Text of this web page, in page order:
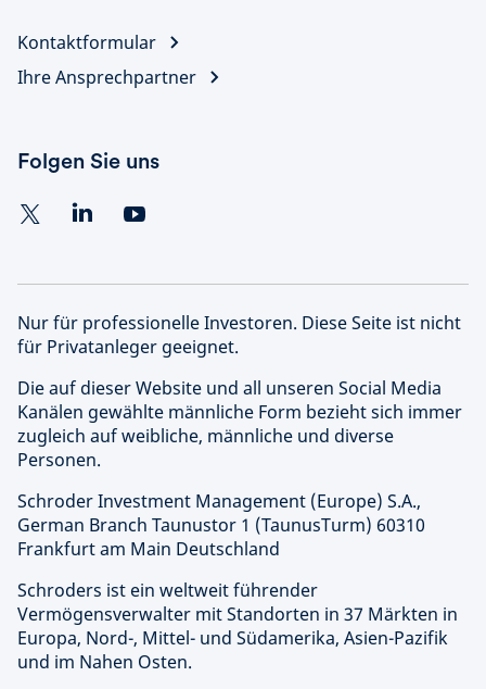
Kontaktformular
Ihre Ansprechpartner
Folgen Sie uns
Nur für professionelle Investoren. Diese Seite ist nicht
für Privatanleger geeignet.
Die auf dieser Website und all unseren Social Media
Kanälen gewählte männliche Form bezieht sich immer
zugleich auf weibliche, männliche und diverse
Personen.
Schroder Investment Management (Europe) S.A.,
German Branch Taunustor 1 (TaunusTurm) 60310
Frankfurt am Main Deutschland
Schroders ist ein weltweit führender
Vermögensverwalter mit Standorten in 37 Märkten in
Europa, Nord-, Mittel- und Südamerika, Asien-Pazifik
und im Nahen Osten.